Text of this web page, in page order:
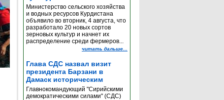
Министерство сельского хозяйства
и водных ресурсов Курдистана
объявило во вторник, 4 августа, что
разработало 20 новых сортов
зерновых культур и начнет их
распределение среди фермеров...
читать дальше...
Глава СДС назвал визит
президента Барзани в
Дамаск историческим
Главнокомандующий "Сирийскими
демократическими силами" (СДС)